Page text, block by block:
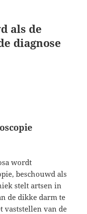
als de
diagnose
wordt
beschouwd als
stelt artsen in
de dikke darm te
vaststellen van de